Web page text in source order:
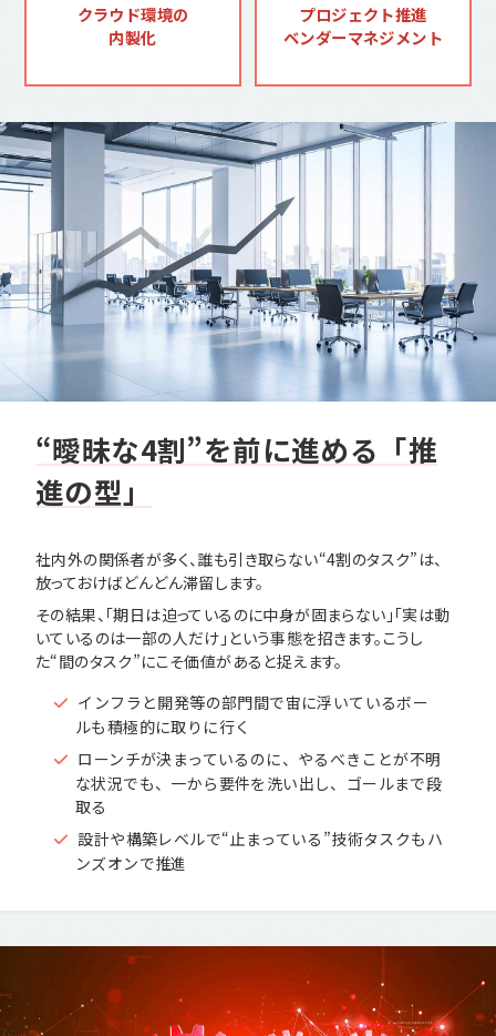
クラウド環境の
内製化
プロジェクト推進
ベンダーマネジメント
“曖昧な4割”を前に進める「推
進の型」
社内外の関係者が多く、誰も引き取らない“4割のタスク”は、
放っておけばどんどん滞留します。
その結果、「期日は迫っているのに中身が固まらない」「実は動
いているのは一部の人だけ」という事態を招きます。こうし
た“間のタスク”にこそ価値があると捉えます。
インフラと開発等の部門間で宙に浮いているボー
ルも積極的に取りに行く
ローンチが決まっているのに、やるべきことが不明
な状況でも、一から要件を洗い出し、ゴールまで段
取る
設計や構築レベルで“止まっている”技術タスクもハ
ンズオンで推進